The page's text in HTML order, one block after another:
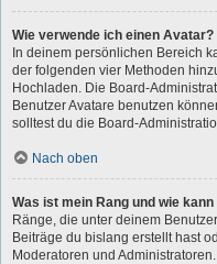
Wie verwende ich einen Avatar?
In deinem persönlichen Bereich
der folgenden vier Methoden
Hochladen. Die Board-
Benutzer Avatare benutzen
solltest du die Board-
Nach oben
Was ist mein Rang und wie
Ränge, die unter deinem
Beiträge du bislang erstellt hast
Moderatoren und